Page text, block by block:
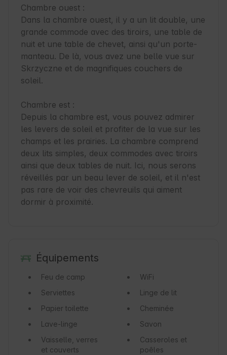
Chambre ouest :
Dans la chambre ouest, il y a un lit double, une
grande commode avec des tiroirs, une table de
nuit et une table de chevet, ainsi qu'un porte-
manteau. De là, vous avez une belle vue sur
Skrzyczne et de magnifiques couchers de
soleil.
Chambre est :
Depuis la chambre est, vous pouvez admirer
les levers de soleil et profiter de la vue sur les
champs et les prairies. La chambre comprend
deux lits simples, deux commodes avec tiroirs
ainsi que deux tables de nuit. Ici, nous serons
réveillés par un beau lever de soleil, et il n'est
pas rare de voir des chevreuils qui aiment
dormir à proximité.
Équipements
Feu de camp
WiFi
Serviettes
Linge de lit
Papier toilette
Cheminée
Lave-linge
Savon
Vaisselle, verres
et couverts
Casseroles et
poêles